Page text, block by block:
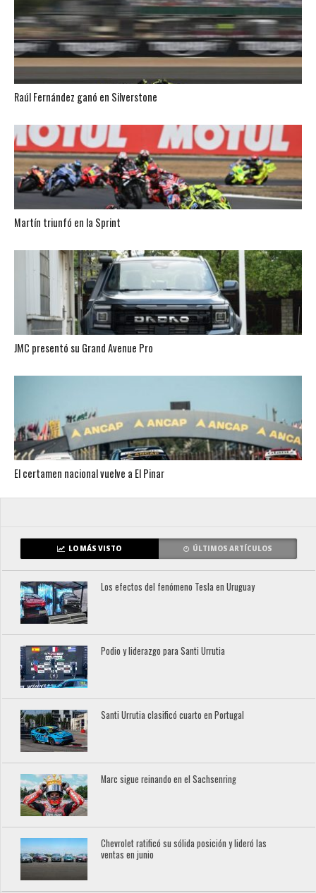
Raúl Fernández ganó en Silverstone
Martín triunfó en la Sprint
JMC presentó su Grand Avenue Pro
El certamen nacional vuelve a El Pinar
LO MÁS VISTO ÚLTIMOS ARTÍCULOS
Los efectos del fenómeno Tesla en Uruguay
Podio y liderazgo para Santi Urrutia
Santi Urrutia clasificó cuarto en Portugal
Marc sigue reinando en el Sachsenring
Chevrolet ratificó su sólida posición y lideró las
ventas en junio